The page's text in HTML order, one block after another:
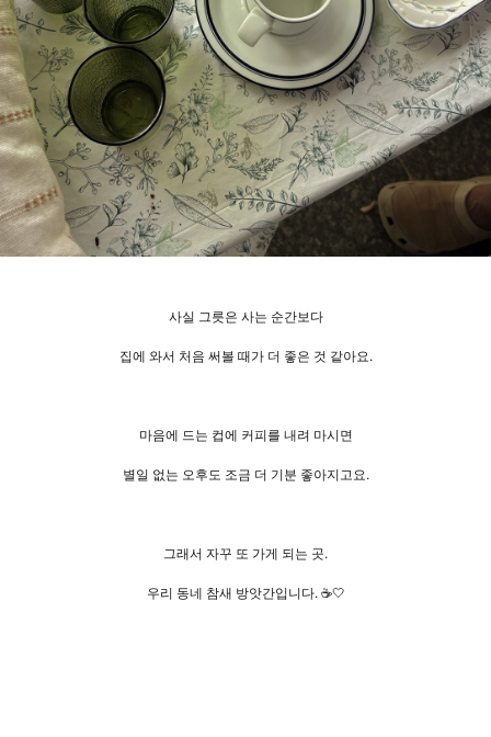
사실 그릇은 사는 순간보다
집에 와서 처음 써볼 때가 더 좋은 것 같아요.
마음에 드는 컵에 커피를 내려 마시면
별일 없는 오후도 조금 더 기분 좋아지고요.
그래서 자꾸 또 가게 되는 곳.
우리 동네 참새 방앗간입니다. ☕️🤍